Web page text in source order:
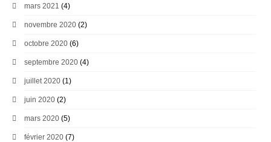
mars 2021 (4)
novembre 2020 (2)
octobre 2020 (6)
septembre 2020 (4)
juillet 2020 (1)
juin 2020 (2)
mars 2020 (5)
février 2020 (7)